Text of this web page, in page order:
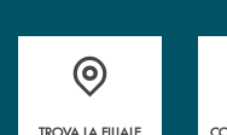
Accedi all' elenco completo
TROVA LA FILIALE